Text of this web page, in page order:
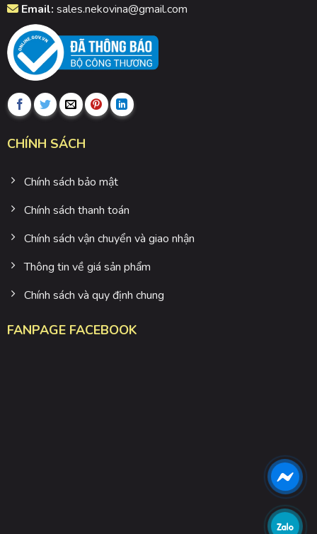
Email: sales.nekovina@gmail.com
CHÍNH SÁCH
Chính sách bảo mật
Chính sách thanh toán
Chính sách vận chuyển và giao nhận
Thông tin về giá sản phẩm
Chính sách và quy định chung
FANPAGE FACEBOOK